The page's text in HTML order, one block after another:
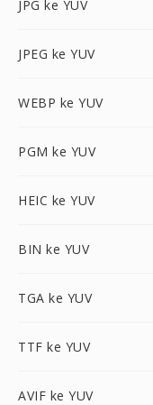
JPG ke YUV
JPEG ke YUV
WEBP ke YUV
PGM ke YUV
HEIC ke YUV
BIN ke YUV
TGA ke YUV
TTF ke YUV
AVIF ke YUV